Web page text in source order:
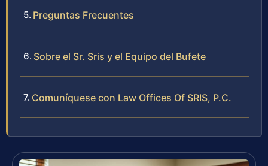
Preguntas Frecuentes
Sobre el Sr. Sris y el Equipo del Bufete
Comuníquese con Law Offices Of SRIS, P.C.